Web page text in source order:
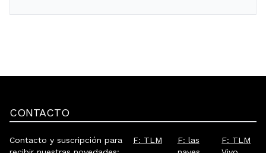
CONTACTO
Contacto y suscripción para
F: TLM
F: las
F: TLM